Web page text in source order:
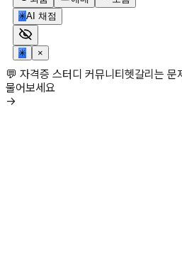
✳AI 채점
✳ ×
💬 자격증 스터디 커뮤니티헷갈리는 문
물어보세요
→